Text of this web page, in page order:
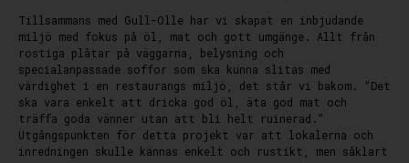
Tillsammans med Gull-Olle har vi skapat en inbjudande
miljö med fokus på öl, mat och gott umgänge. Allt från
rostiga plåtar på väggarna, belysning och
specialanpassade soffor som ska kunna slitas med
värdighet i en restaurangs miljö, det står vi bakom. ”Det
ska vara enkelt att dricka god öl, äta god mat och
träffa goda vänner utan att bli helt ruinerad.”
Utgångspunkten för detta projekt var att lokalerna och
inredningen skulle kännas enkelt och rustikt, men såklart